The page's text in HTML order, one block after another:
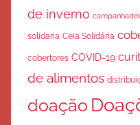
de inverno
solidaria Ceia Solidária
cobertores COVID-19
de alimentos
doação